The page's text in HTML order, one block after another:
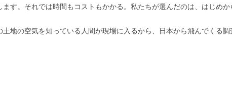
す。それでは時間もコストもかかる。私たちが選んだのは、はじめ
地の空気を知っている人間が現場に入るから、日本から飛んでくる